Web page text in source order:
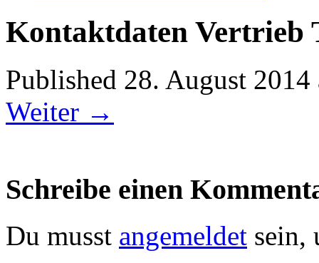
Kontaktdaten Vertrieb
Published 28. August 2014
Weiter →
Schreibe einen
Du musst angemeldet sein,